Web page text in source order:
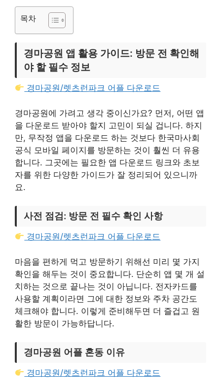
목차
경마공원 앱 활용 가이드: 방문 전 확인해
야 할 필수 정보
경마공원/렛츠런파크 어플 다운로드
경마공원에 가려고 생각 중이신가요? 먼저, 어떤 앱
을 다운로드 받아야 할지 고민이 되실 겁니다. 하지
만, 무작정 앱을 다운로드 하는 것보다 한국마사회
공식 모바일 페이지를 방문하는 것이 훨씬 더 유용
합니다. 그곳에는 필요한 앱 다운로드 링크와 초보
자를 위한 다양한 가이드가 잘 정리되어 있으니까
요.
사전 점검: 방문 전 필수 확인 사항
경마공원/렛츠런파크 어플 다운로드
마음을 편하게 먹고 방문하기 위해선 미리 몇 가지
확인을 해두는 것이 중요합니다. 단순히 앱 몇 개 설
치하는 것으로 끝나는 것이 아닙니다. 전자카드를
사용할 계획이라면 그에 대한 정보와 주차 공간도
체크해야 합니다. 이렇게 준비해두면 더 즐겁고 원
활한 방문이 가능하답니다.
경마공원 어플 혼동 이유
경마공원/렛츠런파크 어플 다운로드